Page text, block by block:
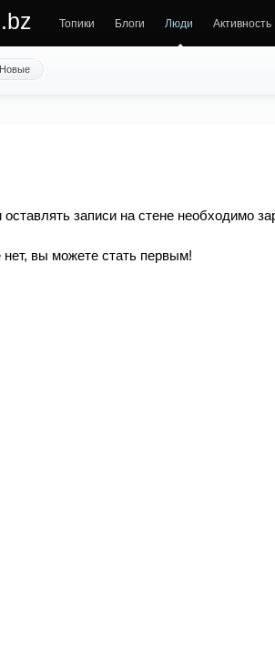
Топики Блоги Люди Активность
Новые
записи на стене необходимо
нет, вы можете стать первым!